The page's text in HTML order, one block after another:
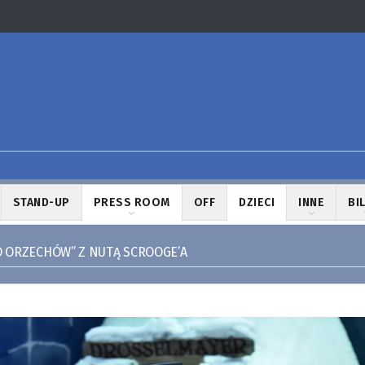
STAND-UP PRESS ROOM OFF DZIECI INNE
Z NUTĄ SCROOGE’A